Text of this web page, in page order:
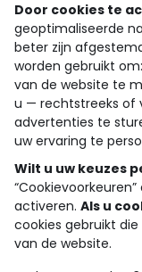
wie zijn we?
hulp nodig
loyalty club
onze catalogus
Algemene verkoop en
Privacybeleid
Door cookies te
geoptimaliseerde
beter zijn
worden gebruikt
van de website te
u — rechtstreeks of
advertenties te
uw ervaring te
Wilt u uw keuzes
activeren. Als u
cookies gebruikt
van de website.